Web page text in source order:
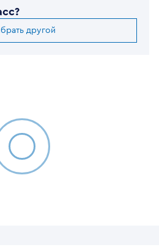
?
другой